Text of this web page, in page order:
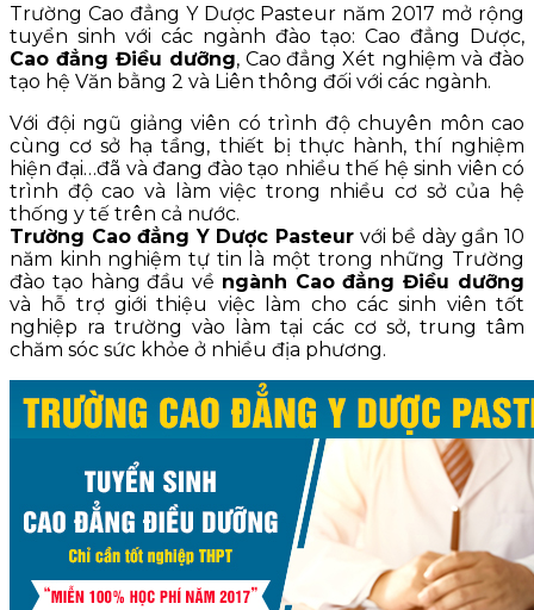
Trường Cao đẳng Y Dược Pasteur năm 2017 mở rộng
tuyển sinh với các ngành đào tạo: Cao đẳng Dược,
Cao đẳng Điều dưỡng, Cao đẳng Xét nghiệm và đào
tạo hệ Văn bằng 2 và Liên thông đối với các ngành.
Với đội ngũ giảng viên có trình độ chuyên môn cao
cùng cơ sở hạ tầng, thiết bị thực hành, thí nghiệm
hiện đại…đã và đang đào tạo nhiều thế hệ sinh viên có
trình độ cao và làm việc trong nhiều cơ sở của hệ
thống y tế trên cả nước.
Trường Cao đẳng Y Dược Pasteur với bề dày gần 10
năm kinh nghiệm tự tin là một trong những Trường
đào tạo hàng đầu về ngành Cao đẳng Điều dưỡng
và hỗ trợ giới thiệu việc làm cho các sinh viên tốt
nghiệp ra trường vào làm tại các cơ sở, trung tâm
chăm sóc sức khỏe ở nhiều địa phương.